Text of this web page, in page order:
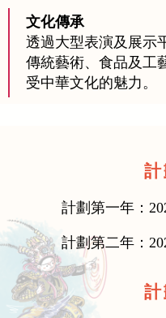
文化傳承
透過大型表演及展示
傳統藝術、食品及工
受中華文化的魅力。
計
計劃第一年：
計劃第二年：
計